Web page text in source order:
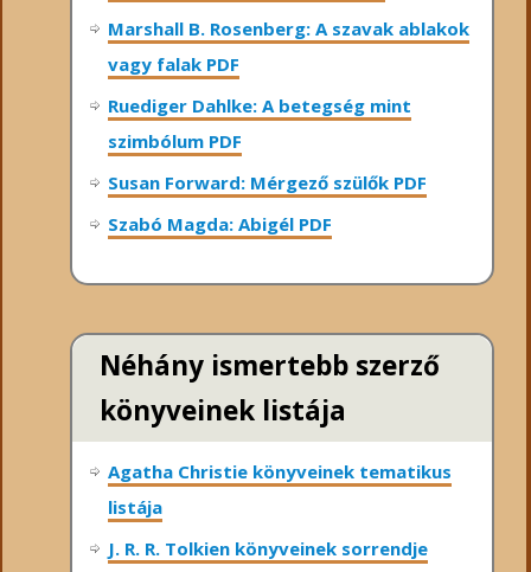
Marshall B. Rosenberg: A szavak ablakok
vagy falak PDF
Ruediger Dahlke: A betegség mint
szimbólum PDF
Susan Forward: Mérgező szülők PDF
Szabó Magda: Abigél PDF
Néhány ismertebb szerző
könyveinek listája
Agatha Christie könyveinek tematikus
listája
J. R. R. Tolkien könyveinek sorrendje